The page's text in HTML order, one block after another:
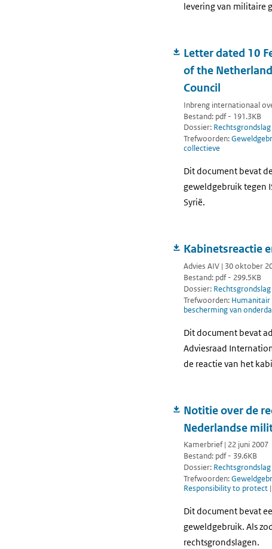
levering van militaire
Letter dated 10
of the
Council
Inbreng internationaal
Bestand: pdf - 191.3KB
Dossier:
Trefwoorden:
collectieve
Dit document bevat
geweldgebruik tegen
Syrië.
Kabinetsreactie
Advies AIV | 30 oktober
Bestand: pdf - 299.5KB
Dossier:
Trefwoorden:
bescherming van
Dit document bevat
Adviesraad
de reactie van het
Notitie over de
Nederlandse
Kamerbrief | 22 juni 2007
Bestand: pdf - 39.6KB
Dossier:
Trefwoorden:
Responsibility to protect |
Dit document bevat
geweldgebruik. Als
rechtsgrondslagen.